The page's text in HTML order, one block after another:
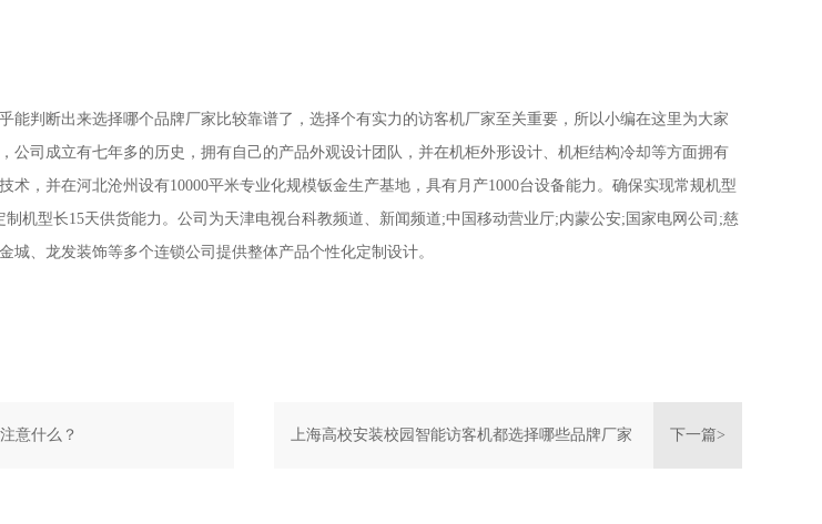
出来选择哪个品牌厂家比较靠谱了，选择个有实力的访客机厂家至关重要，所以小编在这里为大家
公司成立有七年多的历史，拥有自己的产品外观设计团队，并在机柜外形设计、机柜结构冷却等方面拥有
术，并在河北沧州设有10000平米专业化规模钣金生产基地，具有月产1000台设备能力。确保实现常规机型
机型长15天供货能力。公司为天津电视台科教频道、新闻频道;中国移动营业厅;内蒙公安;国家电网公司;慈
城、龙发装饰等多个连锁公司提供整体产品个性化定制设计。
意什么？ 下一篇>
上海高校安装校园智能访客机都选择哪些品牌厂家